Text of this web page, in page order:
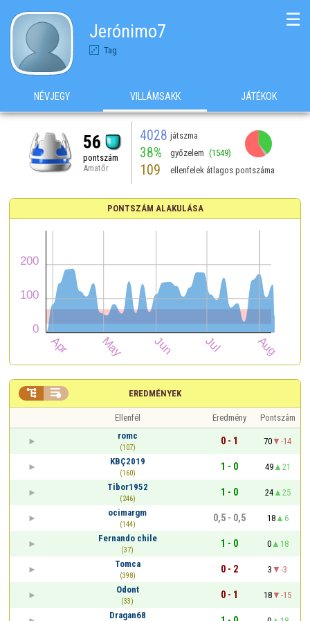
Jerónimo7
Tag
☰
NÉVJEGY VILLÁMSAKK JÁTÉKOK
56
pontszám
Amatőr
4028 játszma
38% győzelem (1549)
109 ellenfelek átlagos pontszáma
PONTSZÁM ALAKULÁSA
EREDMÉNYEK
 
Ellenfél Eredmény
Pontszám
romc
(107)
0 - 1 70
-14
KBÇ2019
(160)
1 - 0 49
21
Tibor1952
(246)
1 - 0 24
25
ocimargm
(144)
0,5 - 0,5 18
6
Fernando chile
(37)
1 - 0 0
18
Tomca
(398)
0 - 2 3
-3
Odont
(33)
0 - 1 18
-15
Dragan68